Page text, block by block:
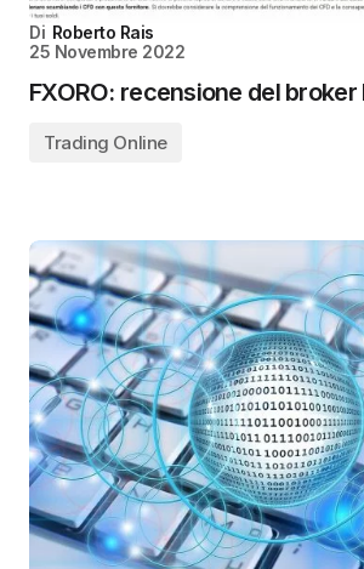
Di Roberto Rais
25 Novembre 2022
FXORO: recensione del broker
Trading Online